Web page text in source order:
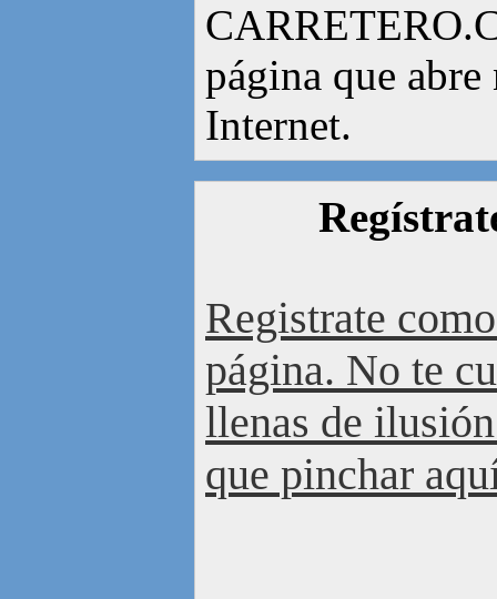
página que abre
Internet.
Registrate
página. No te
llenas de
que pinchar